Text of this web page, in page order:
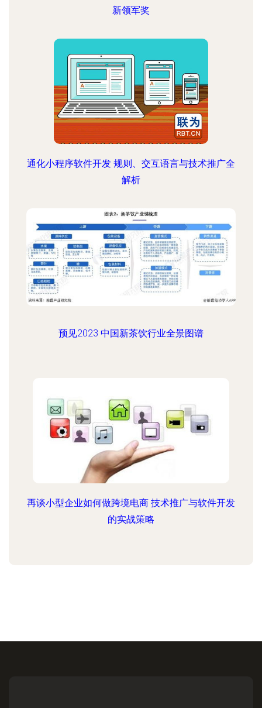
新领军奖
通化小程序软件开发 规则、交互语言与技术推广全
解析
预见2023 中国新茶饮行业全景图谱
再谈小型企业如何做跨境电商 技术推广与软件开发
的实战策略